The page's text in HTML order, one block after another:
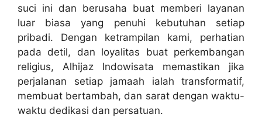
suci ini dan berusaha buat memberi layanan
luar biasa yang penuhi kebutuhan setiap
pribadi. Dengan ketrampilan kami, perhatian
pada detil, dan loyalitas buat perkembangan
religius, Alhijaz Indowisata memastikan jika
perjalanan setiap jamaah ialah transformatif,
membuat bertambah, dan sarat dengan waktu-
waktu dedikasi dan persatuan.